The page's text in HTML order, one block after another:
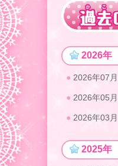
2026年
2026年07月
2026年05月
2026年03月
2025年